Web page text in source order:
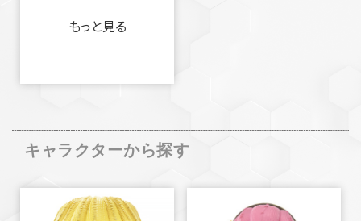
もっと見る
キャラクターから探す